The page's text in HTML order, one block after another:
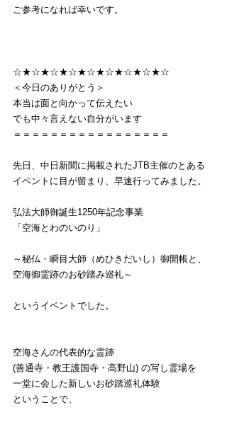
ご参考になれば幸いです。
☆★☆★☆★☆★☆★☆★☆★☆★☆
＜今日のありがとう＞
本当は面と向かって伝えたい
でも中々言えない自分がいます
＝＝＝＝＝＝＝＝＝＝＝＝＝＝＝＝＝
先日、中日新聞に掲載されたJTB主催のとある
イベントに目が留まり、早速行ってみました。
弘法大師御誕生1250年記念事業
「空海とわのいのり」
～秘仏・瞬目大師（めひきだいし）御開帳と、
空海御霊跡のお砂踏み巡礼～
というイベントでした。
空海さんの代表的な霊跡
(善通寺・教王護国寺・高野山) の写し霊場を
一堂に会した新しいお砂踏巡礼体験
ということで、